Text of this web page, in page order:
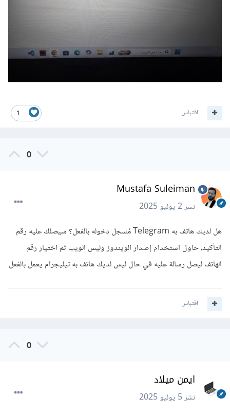
1 اقتباس
0
Mustafa Suleiman
نشر2 يوليو 2025
هل لديك هاتف به Telegram مُسجل دخوله بالفعل؟ سيصلك عليه رقم
التأكيد، حاول استخدام إصدار الويندوز وليس الويب ثم اختيار رقم
الهاتف ليصل رسالة عليه في حال ليس لديك هاتف به تيليجرام يعمل بالفعل
اقتباس
0
ايمن ميلاد
نشر5 يوليو 2025